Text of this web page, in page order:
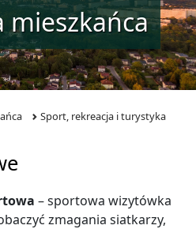
mieszkańca
Sport, rekreacja i turystyka
– sportowa wizytówka
zmagania siatkarzy,